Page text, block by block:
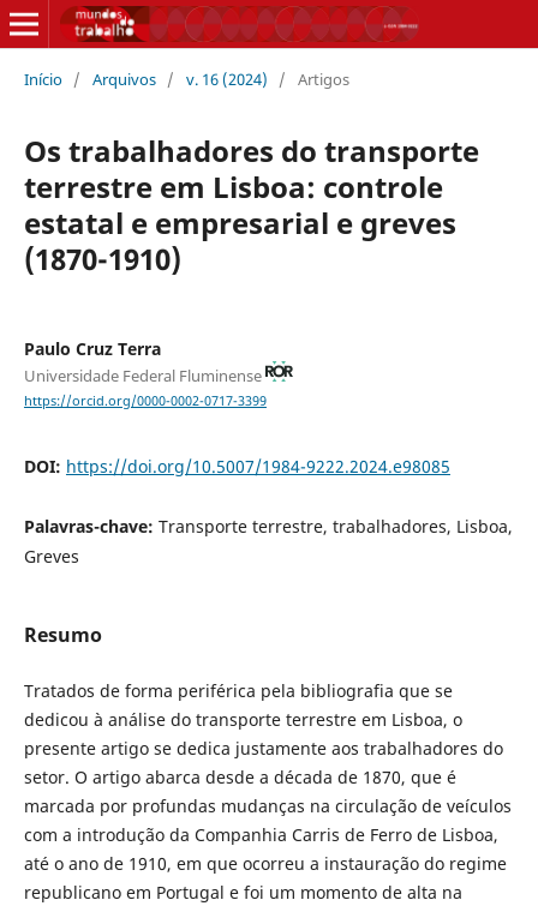
Início / Arquivos / v. 16 (2024) / Artigos
Os trabalhadores do transporte
terrestre em Lisboa: controle
estatal e empresarial e greves
(1870-1910)
Paulo Cruz Terra
Universidade Federal Fluminense
https://orcid.org/0000-0002-0717-3399
DOI: https://doi.org/10.5007/1984-9222.2024.e98085
Palavras-chave: Transporte terrestre, trabalhadores, Lisboa,
Greves
Resumo
Tratados de forma periférica pela bibliografia que se
dedicou à análise do transporte terrestre em Lisboa, o
presente artigo se dedica justamente aos trabalhadores do
setor. O artigo abarca desde a década de 1870, que é
marcada por profundas mudanças na circulação de veículos
com a introdução da Companhia Carris de Ferro de Lisboa,
até o ano de 1910, em que ocorreu a instauração do regime
republicano em Portugal e foi um momento de alta na